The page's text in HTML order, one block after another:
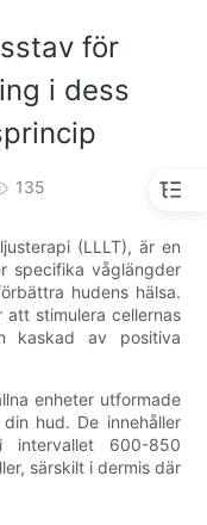
för
i dess
135
(LLLT), är en
specifika våglängder
hudens hälsa.
stimulera cellernas
kaskad av positiva
enheter utformade
hud. De innehåller
intervallet 600-850
särskilt i dermis där